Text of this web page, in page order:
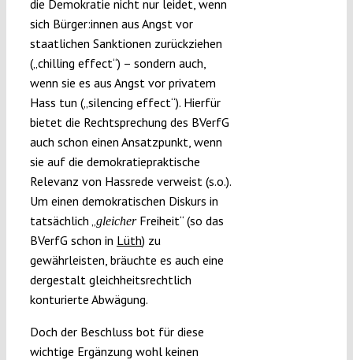
die Demokratie nicht nur leidet, wenn
sich Bürger:innen aus Angst vor
staatlichen Sanktionen zurückziehen
(„chilling effect“) – sondern auch,
wenn sie es aus Angst vor privatem
Hass tun („silencing effect“). Hierfür
bietet die Rechtsprechung des BVerfG
auch schon einen Ansatzpunkt, wenn
sie auf die demokratiepraktische
Relevanz von Hassrede verweist (s.o.).
Um einen demokratischen Diskurs in
tatsächlich „ gleicher Freiheit“ (so das
BVerfG schon in Lüth) zu
gewährleisten, bräuchte es auch eine
dergestalt gleichheitsrechtlich
konturierte Abwägung.
Doch der Beschluss bot für diese
wichtige Ergänzung wohl keinen